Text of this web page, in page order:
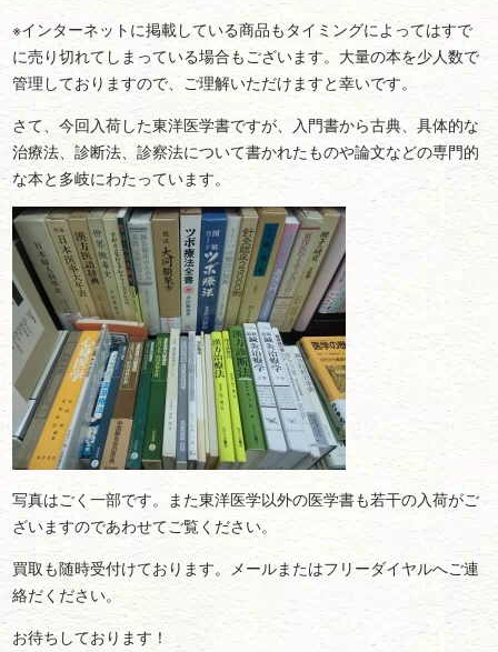
※インターネットに掲載している商品もタイミングによってはすで
に売り切れてしまっている場合もございます。大量の本を少人数で
管理しておりますので、ご理解いただけますと幸いです。
さて、今回入荷した東洋医学書ですが、入門書から古典、具体的な
治療法、診断法、診察法について書かれたものや論文などの専門的
な本と多岐にわたっています。
写真はごく一部です。また東洋医学以外の医学書も若干の入荷がご
ざいますのであわせてご覧ください。
買取も随時受付けております。メールまたはフリーダイヤルへご連
絡だください。
お待ちしております！